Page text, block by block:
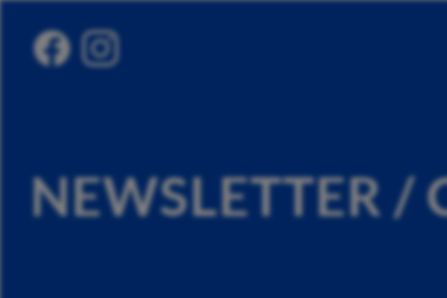
NEWSLETTER /